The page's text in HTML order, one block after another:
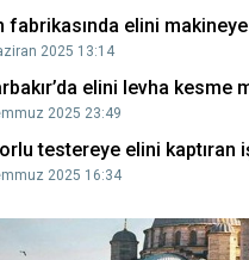
fabrikasında elini
2025 13:14
elini levha kesme
2025 23:49
testereye elini kaptıran
2025 16:34